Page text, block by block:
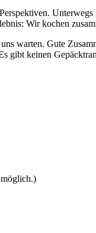
Wir kochen
warten. Gute
gibt keinen